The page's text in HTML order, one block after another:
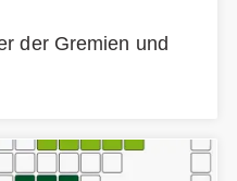
der Gremien und